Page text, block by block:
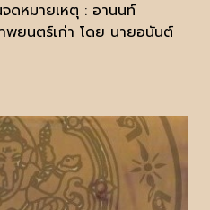
ดหมายเหตุ : อานนท์
พยนตร์เก่า โดย นายอนันต์